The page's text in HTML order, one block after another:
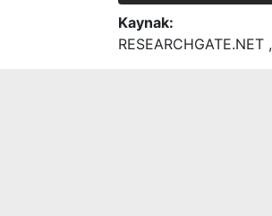
Kaynak:
RESEARCHGATE.NET ,